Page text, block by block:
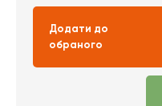
Додати до
обраного